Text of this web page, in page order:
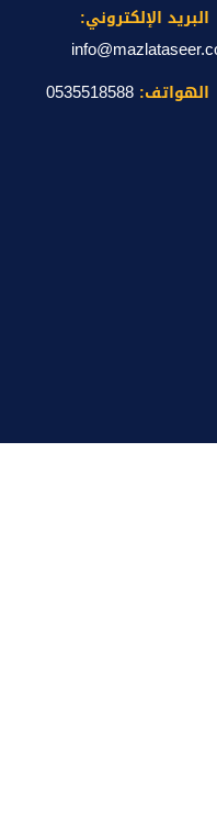
البريد الإلكتروني:
الهواتف: 0535518588